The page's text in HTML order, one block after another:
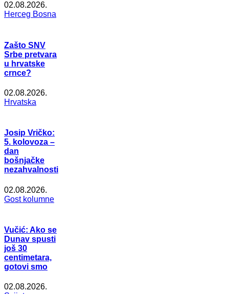
02.08.2026.
Herceg Bosna
Zašto SNV
Srbe pretvara
u hrvatske
crnce?
02.08.2026.
Hrvatska
Josip Vričko:
5. kolovoza –
dan
bošnjačke
nezahvalnosti
02.08.2026.
Gost kolumne
Vučić: Ako se
Dunav spusti
još 30
centimetara,
gotovi smo
02.08.2026.